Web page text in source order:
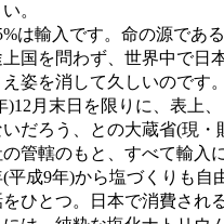
。
輸入です。命の源である
を問わず、世界中で日
を消して久しいのです
月末日を限りに、表上
ろう、との大蔵省(現・
轄のもと、すべて輸入
成9年)から塩づくりも自
とつ。日本で消費され